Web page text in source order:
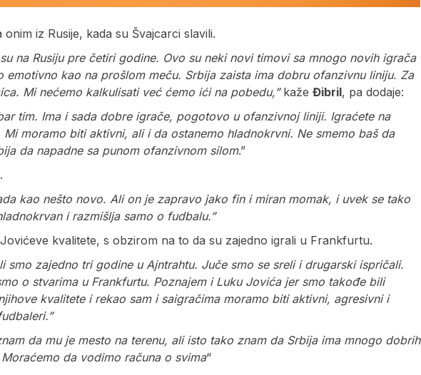
iz Rusije, kada su Švajcarci slavili.
na Rusiju pre četiri godine. Ovo su neki novi timovi sa mnogo novih igrača
emotivno kao na prošlom meču. Srbija zaista ima dobru ofanzivnu liniju. Za
Mi nećemo kalkulisati već ćemo ići na pobedu,” kaže Đibril, pa dodaje:
tim. Ima i sada dobre igrače, pogotovo u ofanzivnoj liniji. Igraćete na
moramo biti aktivni, ali i da ostanemo hladnokrvni. Ne smemo baš da
da napadne sa punom ofanzivnom silom.”
kao nešto novo. Ali on je zapravo jako fin i miran momak, i uvek se tako
i razmišlja samo o fudbalu.”
kvalitete, s obzirom na to da su zajedno igrali u Frankfurtu.
smo zajedno tri godine u Ajntrahtu. Juče smo se sreli i drugarski ispričali.
o stvarima u Frankfurtu. Poznajem i Luku Jovića jer smo takođe bili
kvalitete i rekao sam i saigračima moramo biti aktivni, agresivni i
da mu je mesto na terenu, ali isto tako znam da Srbija ima mnogo dobrih
da vodimo računa o svima“